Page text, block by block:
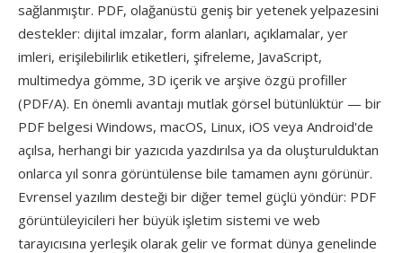
sağlanmıştır. PDF, olağanüstü geniş bir yetenek yelpazesini
destekler: dijital imzalar, form alanları, açıklamalar, yer
imleri, erişilebilirlik etiketleri, şifreleme, JavaScript,
multimedya gömme, 3D içerik ve arşive özgü profiller
(PDF/A). En önemli avantajı mutlak görsel bütünlüktür — bir
PDF belgesi Windows, macOS, Linux, iOS veya Android'de
açılsa, herhangi bir yazıcıda yazdırılsa ya da oluşturulduktan
onlarca yıl sonra görüntülense bile tamamen aynı görünür.
Evrensel yazılım desteği bir diğer temel güçlü yöndür: PDF
görüntüleyicileri her büyük işletim sistemi ve web
tarayıcısına yerleşik olarak gelir ve format dünya genelinde